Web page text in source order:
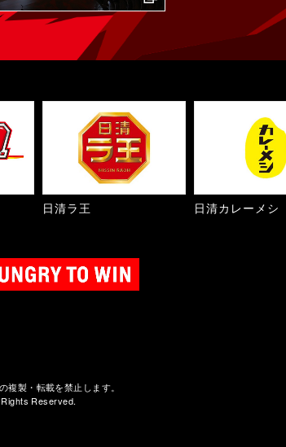
日清ラ王 日清カレーメシ
製・転載を禁止します。
Reserved.